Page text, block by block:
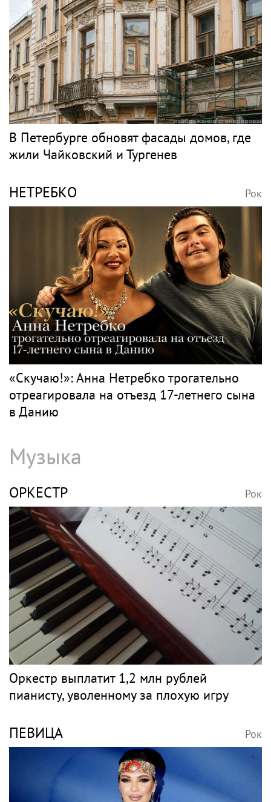
В Петербурге обновят фасады домов, где
жили Чайковский и Тургенев
НЕТРЕБКО Рок
«Скучаю!»: Анна Нетребко трогательно
отреагировала на отъезд 17-летнего сына
в Данию
Музыка
ОРКЕСТР Рок
Оркестр выплатит 1,2 млн рублей
пианисту, уволенному за плохую игру
ПЕВИЦА Рок